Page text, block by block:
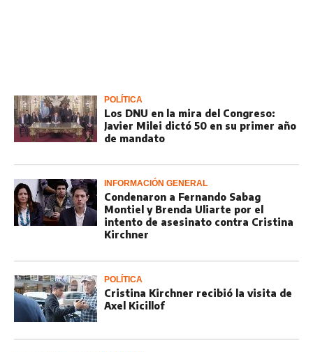
POLÍTICA
Los DNU en la mira del Congreso:
Javier Milei dictó 50 en su primer año
de mandato
INFORMACIÓN GENERAL
Condenaron a Fernando Sabag
Montiel y Brenda Uliarte por el
intento de asesinato contra Cristina
Kirchner
POLÍTICA
Cristina Kirchner recibió la visita de
Axel Kicillof